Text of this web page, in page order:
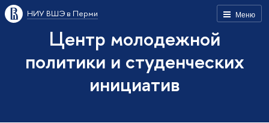
Меню
НИУ ВШЭ в Перми
Центр молодежной
политики и студенческих
инициатив